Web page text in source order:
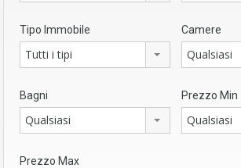
Tipo Immobile
Tutti i tipi
Camere
Qualsiasi
Bagni
Qualsiasi
Prezzo Min
Qualsiasi
Prezzo Max